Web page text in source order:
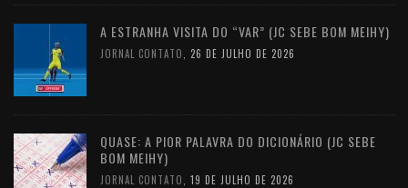
A ESTRANHA VISITA DO “VAR” (JC SEBE BOM MEIHY)
JORNAL CONTATO 26 DE JULHO DE 2026
QUASE: A PIOR PALAVRA DO DICIONÁRIO (JC SEBE
BOM MEIHY)
JORNAL CONTATO 19 DE JULHO DE 2026